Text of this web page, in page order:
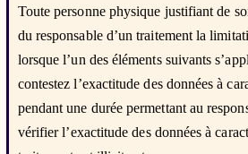
Toute personne physique justifiant de
du responsable d’un traitement la
lorsque l’un des éléments suivants
contestez l’exactitude des données à
pendant une durée permettant au
vérifier l’exactitude des données à